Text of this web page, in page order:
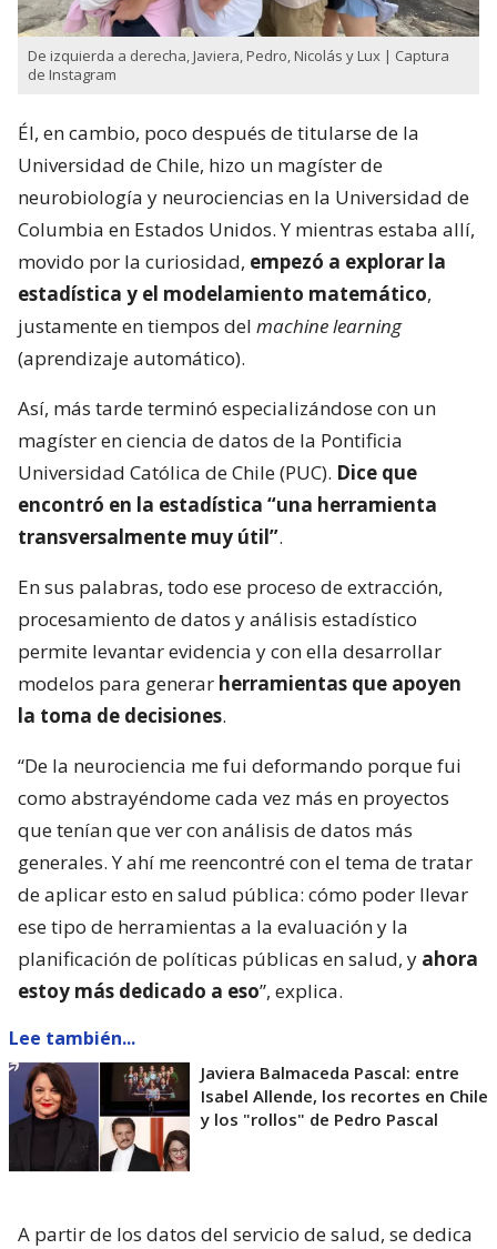
De izquierda a derecha, Javiera, Pedro, Nicolás y Lux | Captura
de Instagram
Él, en cambio, poco después de titularse de la
Universidad de Chile, hizo un magíster de
neurobiología y neurociencias en la Universidad de
Columbia en Estados Unidos. Y mientras estaba allí,
movido por la curiosidad, empezó a explorar la
estadística y el modelamiento matemático,
justamente en tiempos del machine learning
(aprendizaje automático).
Así, más tarde terminó especializándose con un
magíster en ciencia de datos de la Pontificia
Universidad Católica de Chile (PUC). Dice que
encontró en la estadística “una herramienta
transversalmente muy útil”.
En sus palabras, todo ese proceso de extracción,
procesamiento de datos y análisis estadístico
permite levantar evidencia y con ella desarrollar
modelos para generar herramientas que apoyen
la toma de decisiones.
“De la neurociencia me fui deformando porque fui
como abstrayéndome cada vez más en proyectos
que tenían que ver con análisis de datos más
generales. Y ahí me reencontré con el tema de tratar
de aplicar esto en salud pública: cómo poder llevar
ese tipo de herramientas a la evaluación y la
planificación de políticas públicas en salud, y ahora
estoy más dedicado a eso”, explica.
Lee también...
Javiera Balmaceda Pascal: entre
Isabel Allende, los recortes en Chile
y los "rollos" de Pedro Pascal
A partir de los datos del servicio de salud, se dedica